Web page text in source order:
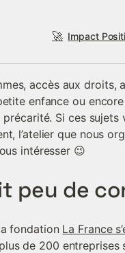
🚀 Impact
accès aux droits,
enfance ou
Si ces sujets
l’atelier que nous
intéresser 😉
peu de
fondation La France
de 200 entreprises